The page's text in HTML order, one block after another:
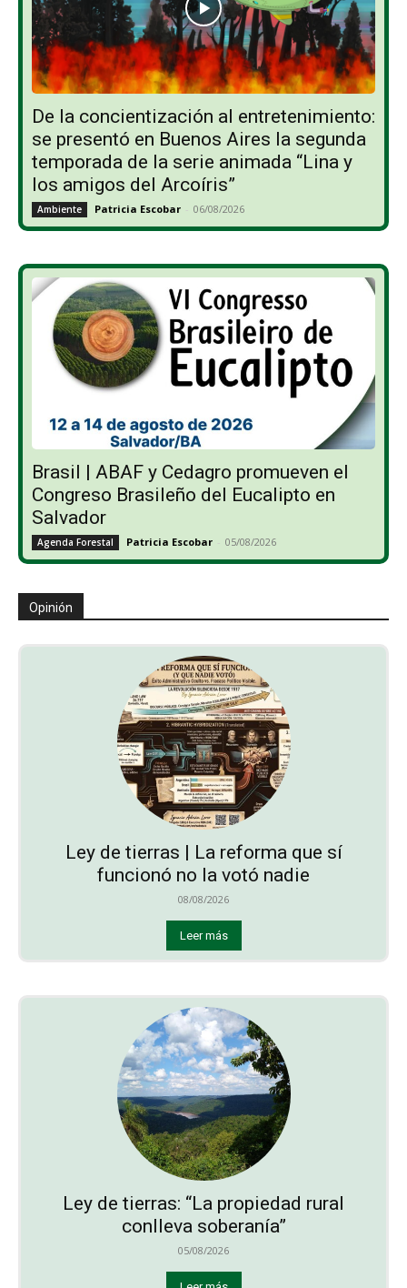
De la concientización al entretenimiento:
se presentó en Buenos Aires la segunda
temporada de la serie animada “Lina y
los amigos del Arcoíris”
Ambiente Patricia Escobar - 06/08/2026
Brasil | ABAF y Cedagro promueven el
Congreso Brasileño del Eucalipto en
Salvador
Agenda Forestal Patricia Escobar - 05/08/2026
Opinión
Ley de tierras | La reforma que sí
funcionó no la votó nadie
08/08/2026
Leer más
Ley de tierras: “La propiedad rural
conlleva soberanía”
05/08/2026